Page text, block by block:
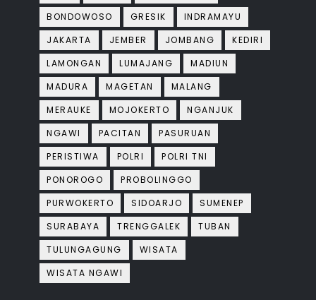
BONDOWOSO
GRESIK
INDRAMAYU
JAKARTA
JEMBER JOMBANG
KEDIRI
LAMONGAN
LUMAJANG
MADIUN
MADURA
MAGETAN
MALANG
MERAUKE
MOJOKERTO
NGANJUK
NGAWI
PACITAN
PASURUAN
PERISTIWA
POLRI
POLRI TNI
PONOROGO
PROBOLINGGO
PURWOKERTO
SIDOARJO
SUMENEP
SURABAYA
TRENGGALEK
TUBAN
TULUNGAGUNG
WISATA
WISATA NGAWI